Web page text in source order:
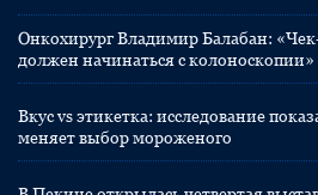
Онкохирург Владимир Балабан:
должен начинаться с колоноскопии»
Вкус vs этикетка: исследование
меняет выбор мороженого